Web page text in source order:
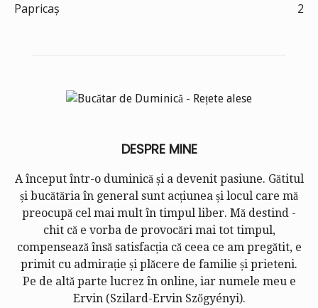
Papricaș
2
DESPRE MINE
A început într-o duminică și a devenit pasiune. Gătitul
și bucătăria în general sunt acțiunea și locul care mă
preocupă cel mai mult în timpul liber. Mă destind -
chit că e vorba de provocări mai tot timpul,
compensează însă satisfacția că ceea ce am pregătit, e
primit cu admirație și plăcere de familie și prieteni.
Pe de altă parte lucrez în online, iar numele meu e
Ervin (Szilard-Ervin Szőgyényi).